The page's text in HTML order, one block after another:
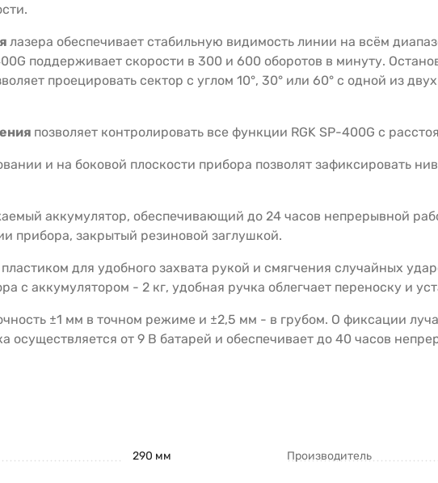
лазера обеспечивает стабильную видимость линии на всём
поддерживает скорости в 300 и 600 оборотов в минуту.
проецировать сектор с углом 10°, 30° или 60° с одной из
позволяет контролировать все функции RGK SP-400G с
и на боковой плоскости прибора позволят зафиксировать
аккумулятор, обеспечивающий до 24 часов непрерывной
прибора, закрытый резиновой заглушкой.
для удобного захвата рукой и смягчения случайных
с аккумулятором - 2 кг, удобная ручка облегчает переноску и
±1 мм в точном режиме и ±2,5 мм - в грубом. О фиксации
осуществляется от 9 В батарей и обеспечивает до 40 часов
290 мм Производитель